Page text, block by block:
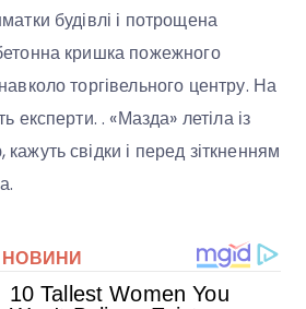
будівлі і потрощена
кришка пожежного
торгівельного центру. На
експерти. . «Мазда» летіла із
свідки і перед зіткненням